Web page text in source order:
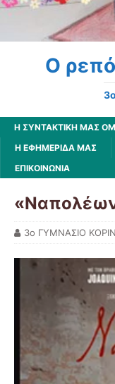
Ο
Η ΣΥΝΤΑΚΤΙΚΗ ΜΑΣ
Η ΕΦΗΜΕΡΙΔΑ ΜΑΣ
ΕΠΙΚΟΙΝΩΝΙΑ
3o ΓΥΜΝΑΣΙΟ